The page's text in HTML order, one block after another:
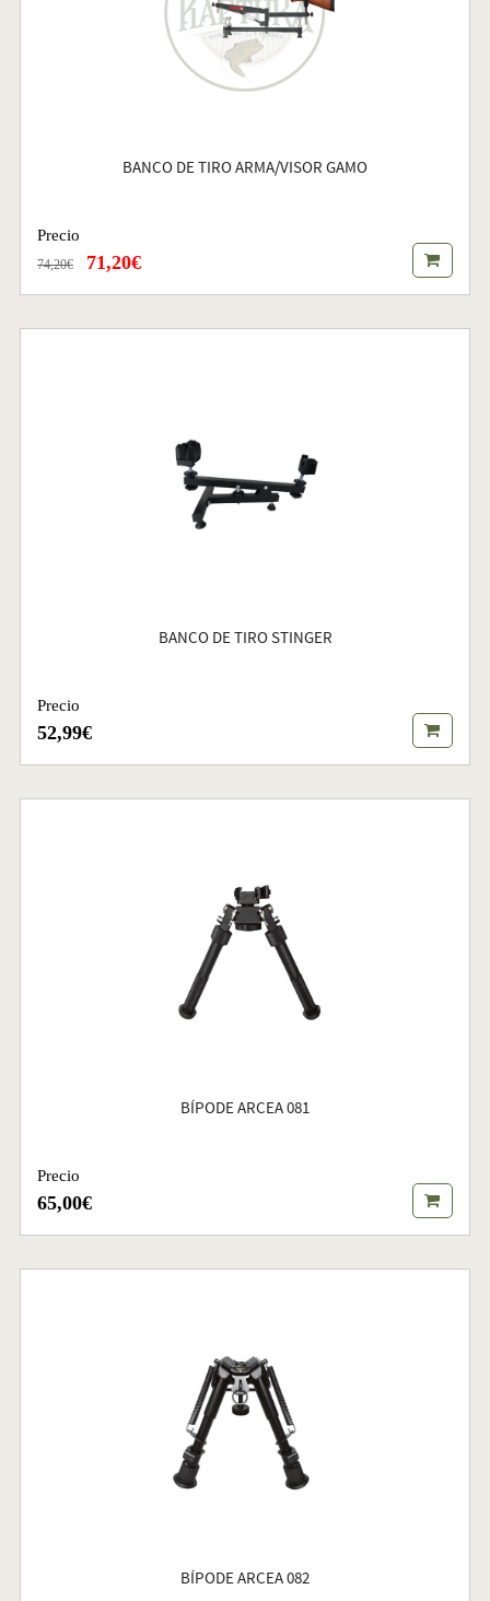
BANCO DE TIRO ARMA/VISOR GAMO
Precio
74,20€ 71,20€
BANCO DE TIRO STINGER
Precio
52,99€
BÍPODE ARCEA 081
Precio
65,00€
BÍPODE ARCEA 082